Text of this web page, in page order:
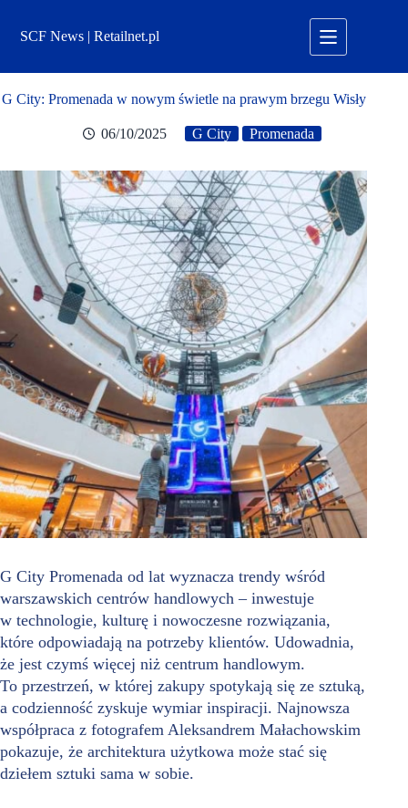
treściSCF News | Retailnet.pl
G City: Promenada w nowym świetle na prawym brzegu Wisły
06/10/2025 G City Promenada
G City Promenada od lat wyznacza trendy wśród
warszawskich centrów handlowych – inwestuje
w technologie, kulturę i nowoczesne rozwiązania,
które odpowiadają na potrzeby klientów. Udowadnia,
że jest czymś więcej niż centrum handlowym.
To przestrzeń, w której zakupy spotykają się ze sztuką,
a codzienność zyskuje wymiar inspiracji. Najnowsza
współpraca z fotografem Aleksandrem Małachowskim
pokazuje, że architektura użytkowa może stać się
dziełem sztuki sama w sobie.